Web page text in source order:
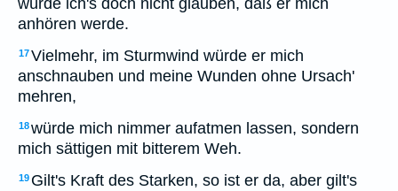
würde ich's doch nicht glauben, daß er mich
anhören werde.
17Vielmehr, im Sturmwind würde er mich
anschnauben und meine Wunden ohne Ursach'
mehren,
18würde mich nimmer aufatmen lassen, sondern
mich sättigen mit bitterem Weh.
19 Gilt's Kraft des Starken, so ist er da, aber gilt's